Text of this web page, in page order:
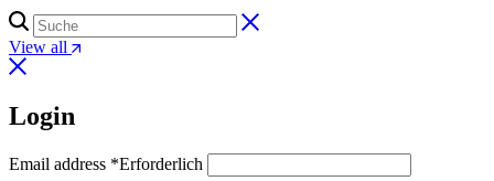
View all
Login
Email address *Erforderlich